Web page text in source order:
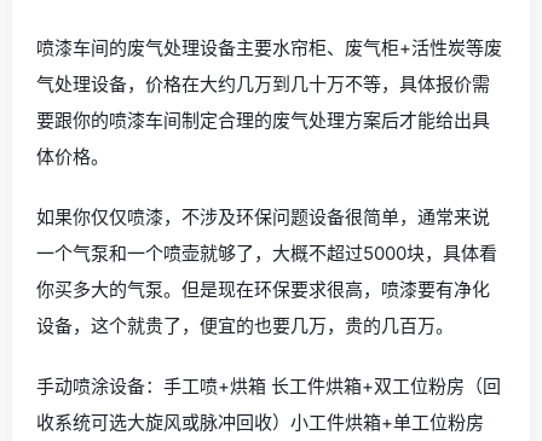
喷漆车间的废气处理设备主要水帘柜、废气柜+活性炭等废
气处理设备，价格在大约几万到几十万不等，具体报价需
要跟你的喷漆车间制定合理的废气处理方案后才能给出具
体价格。
如果你仅仅喷漆，不涉及环保问题设备很简单，通常来说
一个气泵和一个喷壶就够了，大概不超过5000块，具体看
你买多大的气泵。但是现在环保要求很高，喷漆要有净化
设备，这个就贵了，便宜的也要几万，贵的几百万。
手动喷涂设备：手工喷+烘箱 长工件烘箱+双工位粉房（回
收系统可选大旋风或脉冲回收）小工件烘箱+单工位粉房